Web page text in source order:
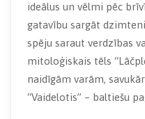
ideālus un vēlmi pēc
gatavību sargāt
spēju saraut verdzības
mitoloģiskais tēls
naidīgām varām,
“Vaidelotis” – baltiešu